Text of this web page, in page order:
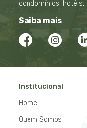
condomínios,
Saiba mais
Institucional
Home
Quem Somos